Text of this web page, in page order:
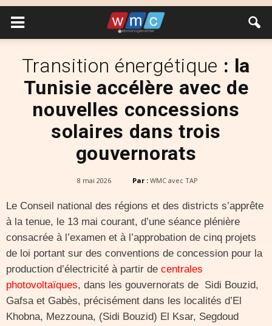
Transition énergétique : la
Tunisie accélère avec de
nouvelles concessions
solaires dans trois
gouvernorats
8 mai 2026 Par : WMC avec TAP
Le Conseil national des régions et des districts s’apprête
à la tenue, le 13 mai courant, d’une séance plénière
consacrée à l’examen et à l’approbation de cinq projets
de loi portant sur des conventions de concession pour la
production d’électricité à partir de centrales
photovoltaïques, dans les gouvernorats de Sidi Bouzid,
Gafsa et Gabès, précisément dans les localités d’El
Khobna, Mezzouna, (Sidi Bouzid) El Ksar, Segdoud